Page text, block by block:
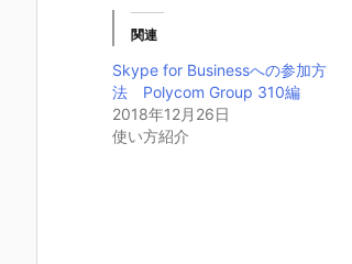
て
T
w
t
t
e
r
で
共
共
有
す
る
に
は
関連
Skype for Businessへの参加方
法 Polycom Group 310編
2018年12月26日
使い方紹介